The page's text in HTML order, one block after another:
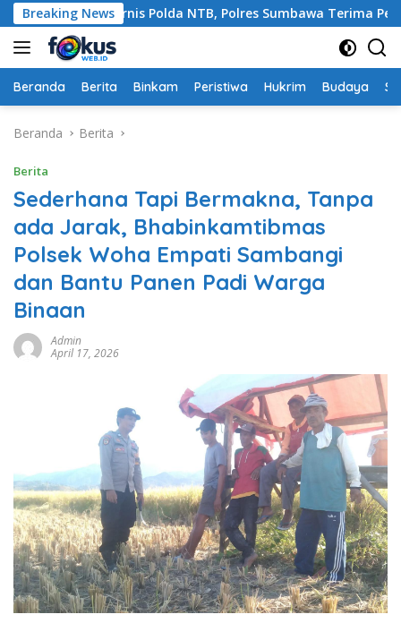
Langsung
ke
konten
Breaking News
Rakernis Polda NTB, Polres Sumbawa Terima
Beranda Berita Binkam Peristiwa Hukrim Budaya
Beranda Berita
Berita
Sederhana Tapi Bermakna, Tanpa
ada Jarak, Bhabinkamtibmas
Polsek Woha Empati Sambangi
dan Bantu Panen Padi Warga
Binaan
Admin
April 17, 2026